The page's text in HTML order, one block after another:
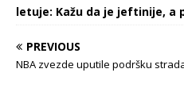
letuje: Kažu da je jeftinije, a
PREVIOUS
NBA zvezde uputile podršku